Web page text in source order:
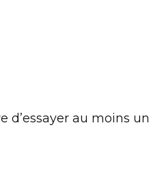
d’essayer au moins un